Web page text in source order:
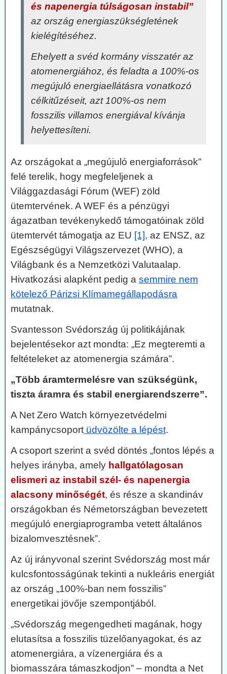
és napenergia túlságosan instabil”
az ország energiaszükségletének
kielégítéséhez.
Ehelyett a svéd kormány visszatér az
atomenergiához, és feladta a 100%-os
megújuló energiaellátásra vonatkozó
célkitűzéseit, azt 100%-os nem
fosszilis villamos energiával kívánja
helyettesíteni.
Az országokat a „megújuló energiaforrások”
felé terelik, hogy megfeleljenek a
Világgazdasági Fórum (WEF) zöld
ütemtervének. A WEF és a pénzügyi
ágazatban tevékenykedő támogatóinak zöld
ütemtervét támogatja az EU [1], az ENSZ, az
Egészségügyi Világszervezet (WHO), a
Világbank és a Nemzetközi Valutaalap.
Hivatkozási alapként pedig a semmire nem
kötelező Párizsi Klímamegállapodásra
mutatnak.
Svantesson Svédország új politikájának
bejelentésekor azt mondta: „Ez megteremti a
feltételeket az atomenergia számára”.
„Több áramtermelésre van szükségünk,
tiszta áramra és stabil energiarendszerre”.
A Net Zero Watch környezetvédelmi
kampánycsoport üdvözölte a lépést.
A csoport szerint a svéd döntés „fontos lépés a
helyes irányba, amely hallgatólagosan
elismeri az instabil szél- és napenergia
alacsony minőségét, és része a skandináv
országokban és Németországban bevezetett
megújuló energiaprogramba vetett általános
bizalomvesztésnek”.
Az új irányvonal szerint Svédország most már
kulcsfontosságúnak tekinti a nukleáris energiát
az ország „100%-ban nem fosszilis”
energetikai jövője szempontjából.
„Svédország megengedheti magának, hogy
elutasítsa a fosszilis tüzelőanyagokat, és az
atomenergiára, a vízenergiára és a
biomasszára támaszkodjon” – mondta a Net